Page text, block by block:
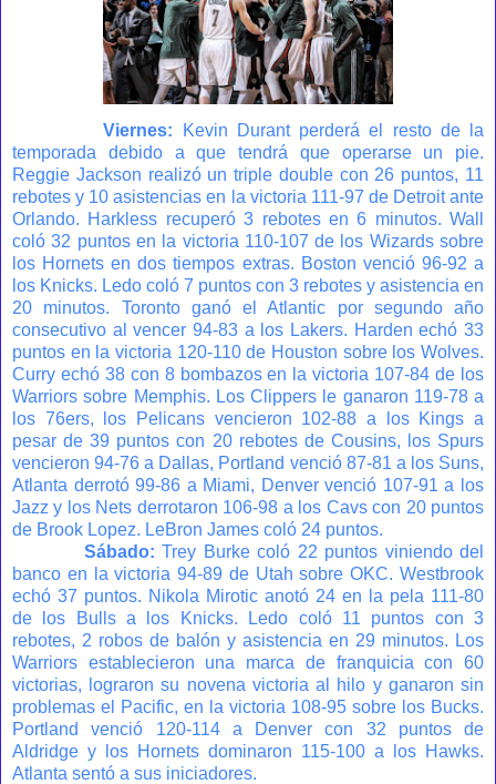
Viernes: Kevin Durant perderá el resto de la
temporada debido a que tendrá que operarse un pie.
Reggie Jackson realizó un triple double con 26 puntos, 11
rebotes y 10 asistencias en la victoria 111-97 de Detroit ante
Orlando. Harkless recuperó 3 rebotes en 6 minutos. Wall
coló 32 puntos en la victoria 110-107 de los Wizards sobre
los Hornets en dos tiempos extras. Boston venció 96-92 a
los Knicks. Ledo coló 7 puntos con 3 rebotes y asistencia en
20 minutos. Toronto ganó el Atlantic por segundo año
consecutivo al vencer 94-83 a los Lakers. Harden echó 33
puntos en la victoria 120-110 de Houston sobre los Wolves.
Curry echó 38 con 8 bombazos en la victoria 107-84 de los
Warriors sobre Memphis. Los Clippers le ganaron 119-78 a
los 76ers, los Pelicans vencieron 102-88 a los Kings a
pesar de 39 puntos con 20 rebotes de Cousins, los Spurs
vencieron 94-76 a Dallas, Portland venció 87-81 a los Suns,
Atlanta derrotó 99-86 a Miami, Denver venció 107-91 a los
Jazz y los Nets derrotaron 106-98 a los Cavs con 20 puntos
de Brook Lopez. LeBron James coló 24 puntos.
Sábado: Trey Burke coló 22 puntos viniendo del
banco en la victoria 94-89 de Utah sobre OKC. Westbrook
echó 37 puntos. Nikola Mirotic anotó 24 en la pela 111-80
de los Bulls a los Knicks. Ledo coló 11 puntos con 3
rebotes, 2 robos de balón y asistencia en 29 minutos. Los
Warriors establecieron una marca de franquicia con 60
victorias, lograron su novena victoria al hilo y ganaron sin
problemas el Pacific, en la victoria 108-95 sobre los Bucks.
Portland venció 120-114 a Denver con 32 puntos de
Aldridge y los Hornets dominaron 115-100 a los Hawks.
Atlanta sentó a sus iniciadores.